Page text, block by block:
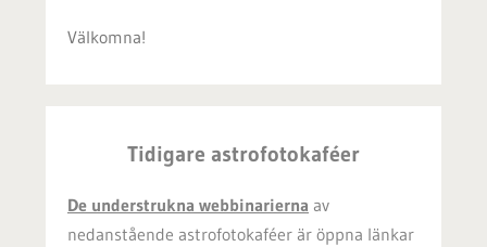
Välkomna!
Tidigare astrofotokaféer
De understrukna webbinarierna av
nedanstående astrofotokaféer är öppna länkar